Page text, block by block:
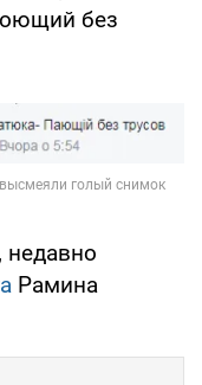
без
недавно
Рамина